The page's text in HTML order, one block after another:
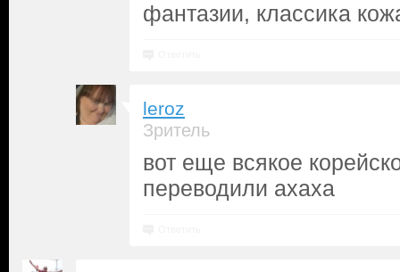
фантазии, классика
leroz
Зритель
вот еще всякое
переводили ахаха